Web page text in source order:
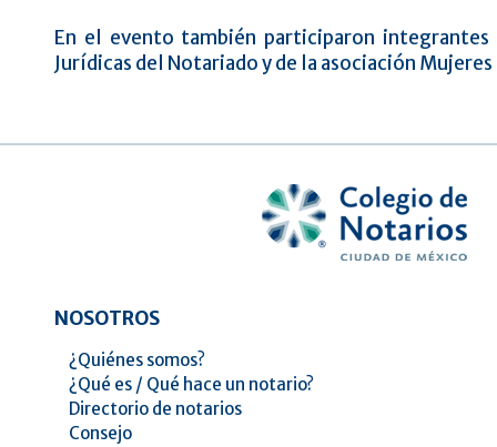
En el evento también participaron
Jurídicas del Notariado y de la asociación
NOSOTROS
¿Quiénes somos?
¿Qué es / Qué hace un notario?
Directorio de notarios
Consejo